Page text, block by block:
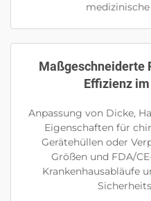
Maßgeschneiderte
Effizienz
Anpassung von Dicke,
Eigenschaften für
Gerätehüllen oder
Größen und FDA/
Krankenhausabläufe